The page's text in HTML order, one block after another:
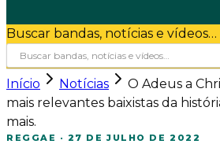
Buscar bandas, notícias e vídeos…
Início Notícias
O Adeus a
mais relevantes baixistas da
mais.
REGGAE · 27 DE JULHO DE 2022